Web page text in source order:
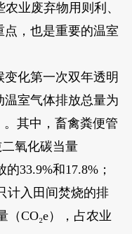
业废弃物用则利、
，也是重要的温室
化第一次双年透明
温室气体排放总量为
。其中，畜禽粪便管
氧化碳当量
的33.9%和17.8%；
计入田间焚烧的排
（CO₂e），占农业